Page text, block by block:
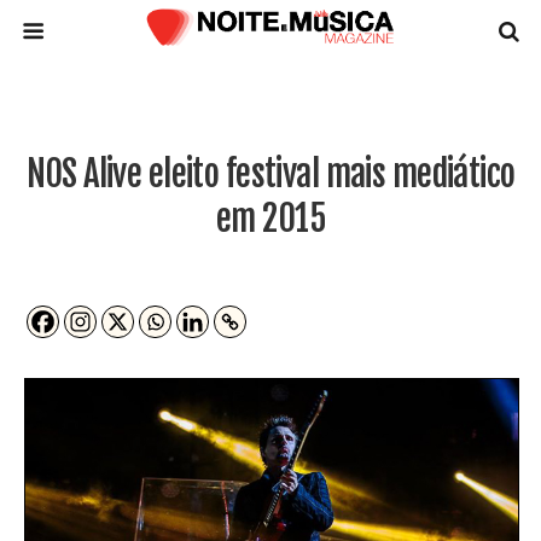
NOS Alive eleito festival mais mediático
em 2015